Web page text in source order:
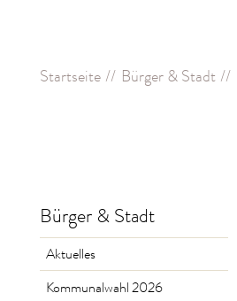
Startseite Bürger & Stadt
Bürger & Stadt
Aktuelles
Kommunalwahl 2026